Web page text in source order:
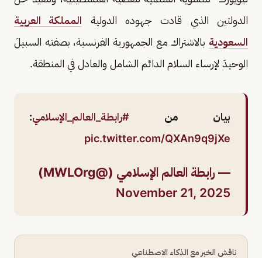
الدولتين الذي قادت جهوده الدولية المملكة العربية
السعودية بالاشتراك مع الجمهورية الفرنسية، بصفته السبيلَ
الوحيدَ لإرساء السلام الدائم الشامل والعادل في المنطقة.
بيان من #رابطة_العالم_الإسلامي:
pic.twitter.com/QXAn9q9jXe
— رابطة العالم الإسلامي (@MWLOrg)
November 21, 2025
ناقش الخبر مع الذكاء الاصطناعي